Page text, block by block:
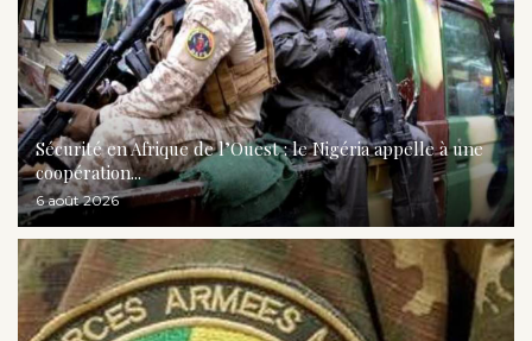
Sécurité en Afrique de l’Ouest : le Nigéria appelle à une
coopération...
6 août 2026